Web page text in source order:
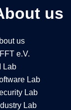
us
us
e.V.
Lab
Lab
Lab
Lab